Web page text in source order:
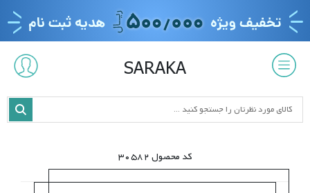
SARAKA
کد محصول 30582